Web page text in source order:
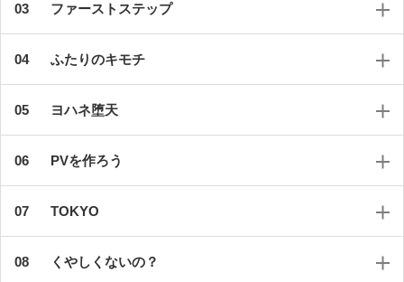
ファーストステップ
ふたりのキモチ
ヨハネ堕天
PVを作ろう
TOKYO
くやしくないの？